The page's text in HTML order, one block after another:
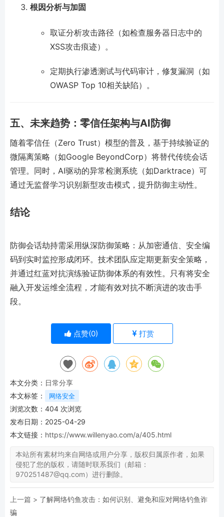
根因分析与加固
取证分析攻击路径（如检查服务器日志中的
XSS攻击痕迹）。
定期执行渗透测试与代码审计，修复漏洞（如
OWASP Top 10相关缺陷）。
五、未来趋势：零信任架构与AI防御
随着零信任（Zero Trust）模型的普及，基于持续验证的
微隔离策略（如Google BeyondCorp）将替代传统会话
管理。同时，AI驱动的异常检测系统（如Darktrace）可
通过无监督学习识别新型攻击模式，提升防御主动性。
结论
防御会话劫持需采用纵深防御策略：从加密通信、安全编
码到实时监控形成闭环。技术团队应定期更新安全策略，
并通过红蓝对抗演练验证防御体系的有效性。只有将安全
融入开发运维全流程，才能有效对抗不断演进的攻击手
段。
点赞(0) 打赏
本文分类： 日常分享
本文标签：
网络安全
浏览次数： 404 次浏览
发布日期：2025-04-29
本文链接： https://www.willenyao.com/a/405.html
本站所有素材均来自网络或用户分享，版权归属原作者，如果
侵犯了您的版权，请随时联系我们（邮箱：
970251487@qq.com）进行删除。
上一篇 > 了解网络钓鱼攻击：如何识别、避免和应对网络钓鱼诈
骗